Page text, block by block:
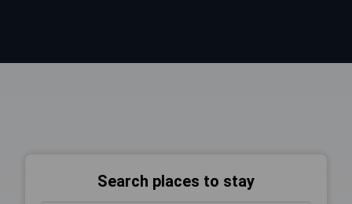
Search places to stay